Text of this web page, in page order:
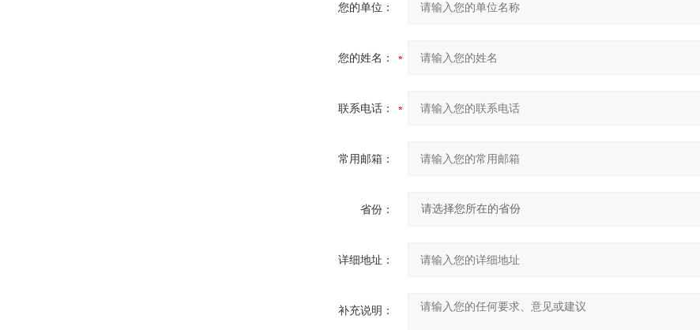
您的单位：
您的姓名：
联系电话：
常用邮箱：
省份：
详细地址：
补充说明：